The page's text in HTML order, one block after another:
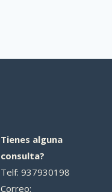
Tienes alguna
consulta?
Telf: 937930198
Correo: